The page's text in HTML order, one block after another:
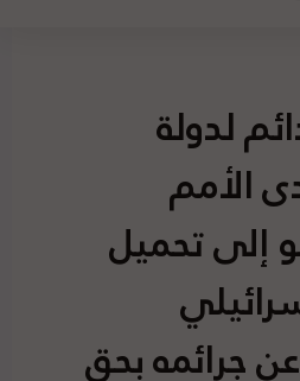
لدولة
الأمم
إلى تحميل
جرائمه بحق